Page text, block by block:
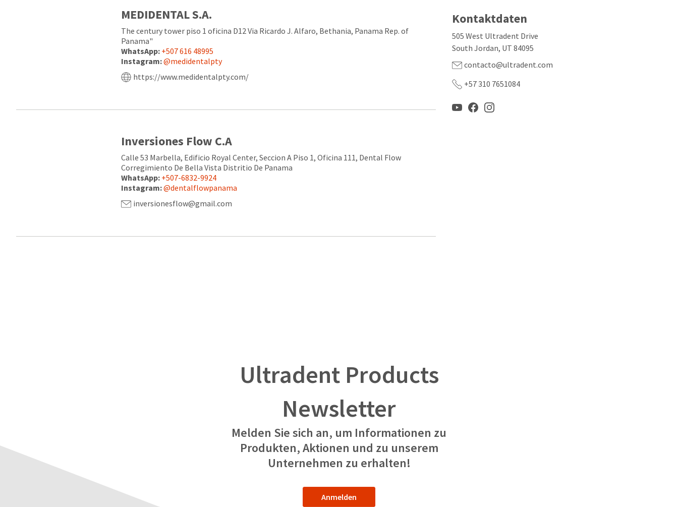
Kontaktdaten
505 West Ultradent Drive
South Jordan, UT 84095
contacto@ultradent.com
+57 310 7651084
MEDIDENTAL S.A.
The century tower piso 1 oficina D12 Via Ricardo J. Alfaro, Bethania, Panama Rep. of
Panama"
WhatsApp: +507 616 48995
Instagram:@medidentalpty
https://www.medidentalpty.com/
Inversiones Flow C.A
Calle 53 Marbella, Edificio Royal Center, Seccion A Piso 1, Oficina 111, Dental Flow
Corregimiento De Bella Vista Distritio De Panama
WhatsApp: +507-6832-9924
Instagram:@dentalflowpanama
inversionesflow@gmail.com
Ultradent Products
Newsletter
Melden Sie sich an, um Informationen zu
Produkten, Aktionen und zu unserem
Unternehmen zu erhalten!
Anmelden